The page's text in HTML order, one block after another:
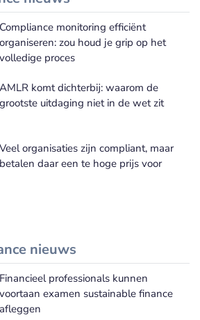
Meer Risk & Compliance nieuws
Compliance monitoring efficiënt
organiseren: zou houd je grip op het
volledige proces
AMLR komt dichterbij: waarom de
grootste uitdaging niet in de wet zit
Veel organisaties zijn compliant, maar
betalen daar een te hoge prijs voor
nieuws
Meer Sustainable finance nieuws
Financieel professionals kunnen
voortaan examen sustainable finance
afleggen